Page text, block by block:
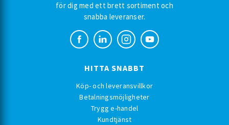
för dig med ett brett sortiment och
snabba leveranser.
HITTA SNABBT
Köp- och leveransvillkor
Betalningsmöjligheter
Trygg e-handel
Kundtjänst